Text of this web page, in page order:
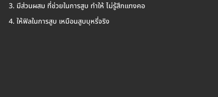
มีส่วนผสม ที่ช่วยในการสูบ ทำให้ ไม่รู้สึกแทงคอ
ให้ฟิลในการสูบ เหมือนสูบบุหรี่จริง